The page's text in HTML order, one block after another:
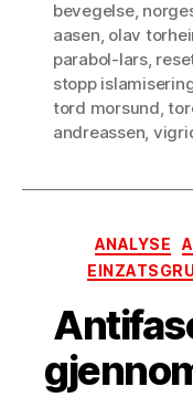
bevegelse,
aasen, olav
parabol-lars,
stopp
tord morsund,
andreassen,
ANALYSE